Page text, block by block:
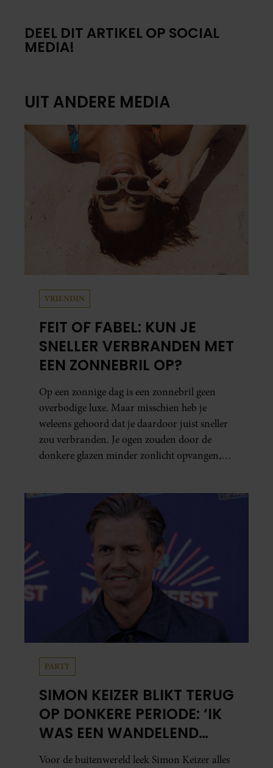
DEEL DIT ARTIKEL OP SOCIAL
MEDIA!
UIT ANDERE MEDIA
VRIENDIN
FEIT OF FABEL: KUN JE
SNELLER VERBRANDEN MET
EEN ZONNEBRIL OP?
Op een zonnige dag is een zonnebril geen
overbodige luxe. Maar misschien heb je
weleens gehoord dat je daardoor juist sneller
zou verbranden. Je ogen zouden door de
donkere glazen minder zonlicht opvangen,
ook echt? Wij zoeken uit hoe het zit.
PARTY
SIMON KEIZER BLIKT TERUG
OP DONKERE PERIODE: ‘IK
WAS EEN WANDELEND
HOOFD’
Voor de buitenwereld leek Simon Keizer alles